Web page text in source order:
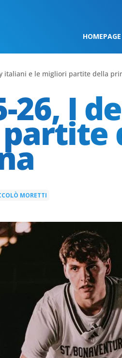
HOMEPAGE
italiani e le migliori partite della
26, I
MORETTI